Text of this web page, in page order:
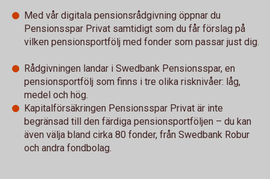
Med vår digitala pensionsrådgivning öppnar du
Pensionsspar Privat samtidigt som du får förslag på
vilken pensionsportfölj med fonder som passar just dig.
Rådgivningen landar i Swedbank Pensionsspar, en
pensionsportfölj som finns i tre olika risknivåer: låg,
medel och hög.
Kapitalförsäkringen Pensionsspar Privat är inte
begränsad till den färdiga pensionsportföljen – du kan
även välja bland cirka 80 fonder, från Swedbank Robur
och andra fondbolag.